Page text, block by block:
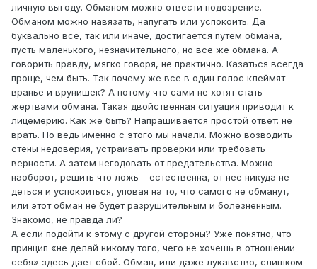
личную выгоду. Обманом можно отвести подозрение.
Обманом можно навязать, напугать или успокоить. Да
буквально все, так или иначе, достигается путем обмана,
пусть маленького, незначительного, но все же обмана. А
говорить правду, мягко говоря, не практично. Казаться всегда
проще, чем быть. Так почему же все в один голос клеймят
вранье и врунишек? А потому что сами не хотят стать
жертвами обмана. Такая двойственная ситуация приводит к
лицемерию. Как же быть? Напрашивается простой ответ: не
врать. Но ведь именно с этого мы начали. Можно возводить
стены недоверия, устраивать проверки или требовать
верности. А затем негодовать от предательства. Можно
наоборот, решить что ложь – естественна, от нее никуда не
деться и успокоиться, уповая на то, что самого не обманут,
или этот обман не будет разрушительным и болезненным.
Знакомо, не правда ли?
А если подойти к этому с другой стороны? Уже понятно, что
принцип «не делай никому того, чего не хочешь в отношении
себя» здесь дает сбой. Обман, или даже лукавство, слишком